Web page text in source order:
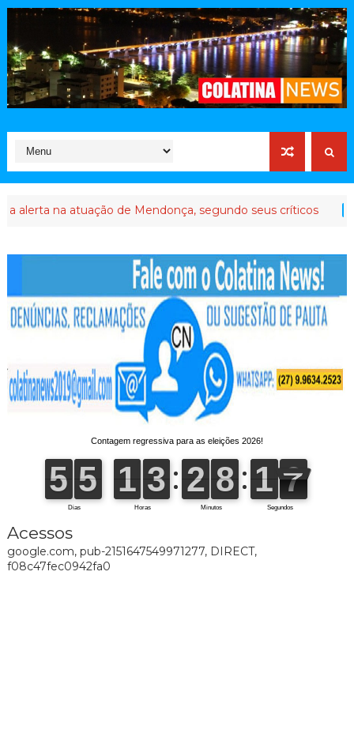
na atuação de Mendonça, segundo seus críticos COLATINA
Acessos
google.com, pub-2151647549971277, DIRECT,
f08c47fec0942fa0